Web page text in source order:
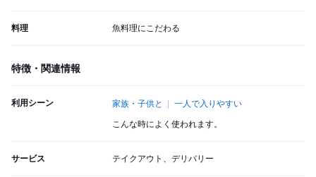
料理 魚料理にこだわる
特徴・関連情報
利用シーン 家族・子供と 一人で入りやすい
こんな時によく使われます。
サービス テイクアウト、デリバリー